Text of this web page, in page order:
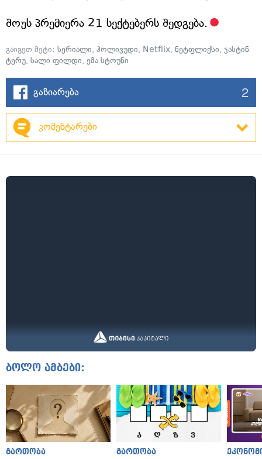
შოუს პრემიერა 21 სექტებერს შედგება.
გაიგეთ მეტი: სერიალი, ჰოლივუდი, Netflix, ნეტფლიქსი, ჯასტინ
ტერუ, სალი ფილდი, ემა სტოუნი
გაზიარება 2
კომენტარები
ბოლო ამბები:
გართობა გართობა